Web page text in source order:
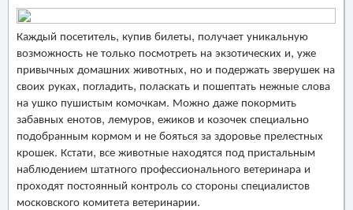
Каждый посетитель, купив билеты, получает уникальную
возможность не только посмотреть на экзотических и, уже
привычных домашних животных, но и подержать зверушек на
своих руках, погладить, поласкать и пошептать нежные слова
на ушко пушистым комочкам. Можно даже покормить
забавных енотов, лемуров, ежиков и козочек специально
подобранным кормом и не бояться за здоровье прелестных
крошек. Кстати, все животные находятся под пристальным
наблюдением штатного профессионального ветеринара и
проходят постоянный контроль со стороны специалистов
московского комитета ветеринарии.